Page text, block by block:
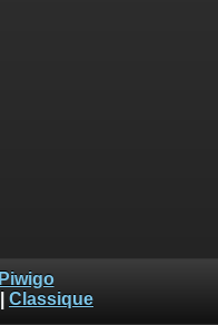
Piwigo
Classique